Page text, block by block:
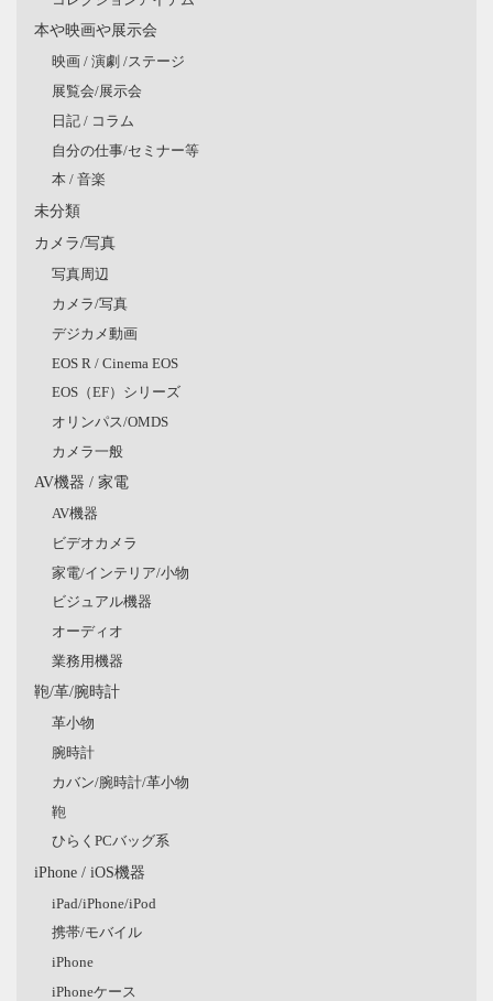
本や映画や展示会
映画 / 演劇 /ステージ
展覧会/展示会
日記 / コラム
自分の仕事/セミナー等
本 / 音楽
未分類
カメラ/写真
写真周辺
カメラ/写真
デジカメ動画
EOS R / Cinema EOS
EOS（EF）シリーズ
オリンパス/OMDS
カメラ一般
AV機器 / 家電
AV機器
ビデオカメラ
家電/インテリア/小物
ビジュアル機器
オーディオ
業務用機器
鞄/革/腕時計
革小物
腕時計
カバン/腕時計/革小物
鞄
ひらくPCバッグ系
iPhone / iOS機器
iPad/iPhone/iPod
携帯/モバイル
iPhone
iPhoneケース